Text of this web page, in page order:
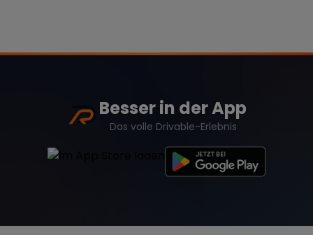
Besser in der App
Das volle Drivable-Erlebnis